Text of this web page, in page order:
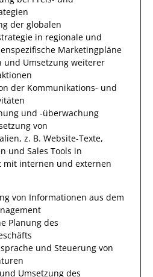
der globalen
in regionale und
Marketingpläne
und Umsetzung weiterer
der Kommunikations- und
und -überwachung
von
z. B. Website-Texte,
und Sales Tools in
mit internen und externen
von Informationen aus dem
Planung des
und Steuerung von
Umsetzung des